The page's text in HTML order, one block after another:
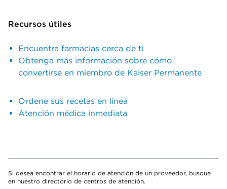
Recursos útiles
Encuentra farmacias cerca de ti
Obtenga más información sobre cómo
convertirse en miembro de Kaiser Permanente
Ordene sus recetas en línea
Atención médica inmediata
Si desea encontrar el horario de atención de un proveedor, busque
en nuestro directorio de centros de atención.